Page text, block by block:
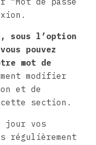
sous l’option
pouvez
mot de
modifier
et de
section.
jour vos
régulièrement